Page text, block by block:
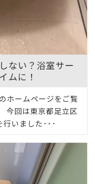
ない？浴室サー
ムに！
ホームページをご覧
今回は東京都足立区
いました･･･